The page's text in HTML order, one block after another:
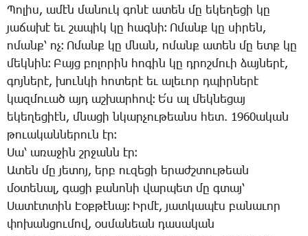
­Պո­լիս, ա­մէն մա­նուկ գո­նէ ա­տեն մը ե­կե­ղե­ցի կը
յա­ճա­խէ եւ շա­պիկ կը հագ­նի։ Ո­մանք կը սի­րեն,
ո­մանք՝ ոչ։ Ո­մանք կը մնան, ո­մանք ա­տեն մը ետք կը
մեկ­նին։ ­Բայց բո­լո­րին հո­գին կը դրոշ­մո­ւի ձայ­նե­րէ,
գոյ­նե­րէ, խուն­կի հո­տե­րէ եւ ա­լե­ւոր դպիր­նե­րէ
կազ­մո­ւած այդ աշ­խար­հով։ Ե՛ս ալ մեկ­նե­ցայ
ե­կե­ղե­ցիէն, մնա­ցի նկար­չու­թեանս հետ. 1960ա­կան
թո­ւա­կան­նե­րուն էր։
­Սա՝ ա­ռա­ջին շրջանն էր։
Ա­տեն մը յե­տոյ, երբ ու­զե­ցի ե­րաժշ­տու­թեան
մօ­տե­նալ, գա­ցի քա­նո­նի վար­պետ մը գտայ՝
­Սա­տէտ­տին Էօք­թէ­նայ։ Իր­մէ, յատ­կա­պէս բա­նա­ւոր
փո­խան­ցու­մով, օս­մա­նեան դա­սա­կան